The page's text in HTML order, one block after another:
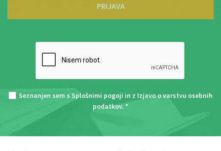
PRIJAVA
Seznanjen sem s Splošnimi pogoji in z Izjavo o varstvu osebnih
podatkov. *